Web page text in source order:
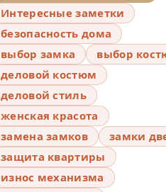
Интересные заметки
безопасность дома
выбор замка
выбор
деловой костюм
деловой стиль
женская красота
замена замков
замки
защита квартиры
износ механизма